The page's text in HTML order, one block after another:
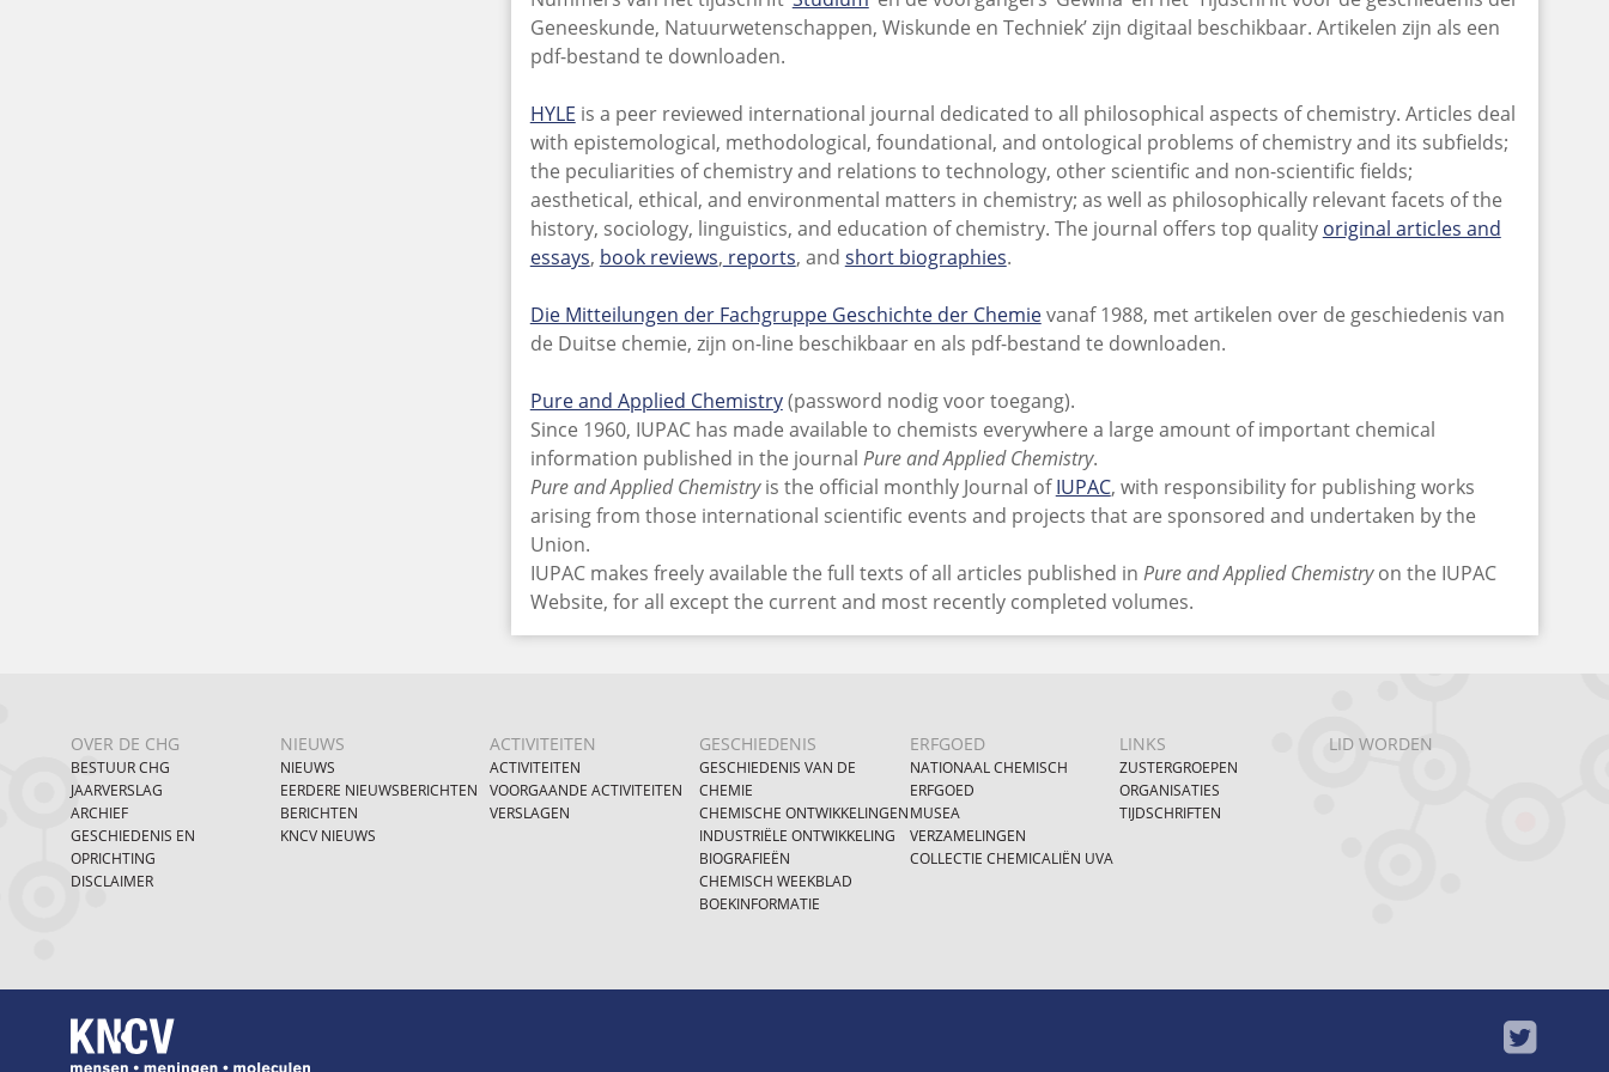
Geneeskunde, Natuurwetenschappen, Wiskunde en Techniek’ zijn digitaal beschikbaar. Artikelen zijn als een
pdf-bestand te downloaden.
HYLE is a peer reviewed international journal dedicated to all philosophical aspects of chemistry. Articles deal
with epistemological, methodological, foundational, and ontological problems of chemistry and its subfields;
the peculiarities of chemistry and relations to technology, other scientific and non-scientific fields;
aesthetical, ethical, and environmental matters in chemistry; as well as philosophically relevant facets of the
history, sociology, linguistics, and education of chemistry. The journal offers top quality original articles and
essays, book reviews, reports, and short biographies.
Die Mitteilungen der Fachgruppe Geschichte der Chemievanaf 1988, met artikelen over de geschiedenis van
de Duitse chemie, zijn on-line beschikbaar en als pdf-bestand te downloaden.
Pure and Applied Chemistry(password nodig voor toegang).
Since 1960, IUPAC has made available to chemists everywhere a large amount of important chemical
information published in the journal Pure and Applied Chemistry.
Pure and Applied Chemistryis the official monthly Journal ofIUPAC, with responsibility for publishing works
arising from those international scientific events and projects that are sponsored and undertaken by the
Union.
IUPAC makes freely available the full texts of all articles published in Pure and Applied Chemistryon the IUPAC
Website, for all except the current and most recently completed volumes.
OVER DE CHG
BESTUUR CHG
JAARVERSLAG
ARCHIEF
GESCHIEDENIS EN
OPRICHTING
DISCLAIMER
NIEUWS
NIEUWS
EERDERE NIEUWSBERICHTEN
BERICHTEN
KNCV NIEUWS
ACTIVITEITEN
ACTIVITEITEN
VOORGAANDE ACTIVITEITEN
VERSLAGEN
GESCHIEDENIS
GESCHIEDENIS VAN DE
CHEMIE
CHEMISCHE ONTWIKKELINGEN
INDUSTRIËLE ONTWIKKELING
BIOGRAFIEËN
CHEMISCH WEEKBLAD
BOEKINFORMATIE
ERFGOED
NATIONAAL CHEMISCH
ERFGOED
MUSEA
VERZAMELINGEN
COLLECTIE CHEMICALIËN UVA
LINKS
ZUSTERGROEPEN
ORGANISATIES
TIJDSCHRIFTEN
LID WORDEN